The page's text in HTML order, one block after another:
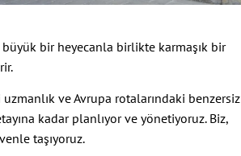
büyük bir heyecanla birlikte karmaşık bir
ve Avrupa rotalarındaki benzersiz
kadar planlıyor ve yönetiyoruz. Biz,
taşıyoruz.